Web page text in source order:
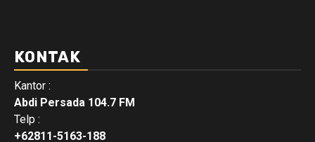
KONTAK
Kantor :
Abdi Persada 104.7 FM
Telp :
+62811-5163-188